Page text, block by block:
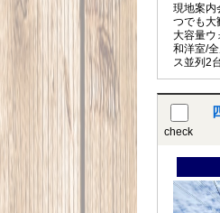
現地案
つでも大
大容量ウ
和洋室/
ス並列2
check